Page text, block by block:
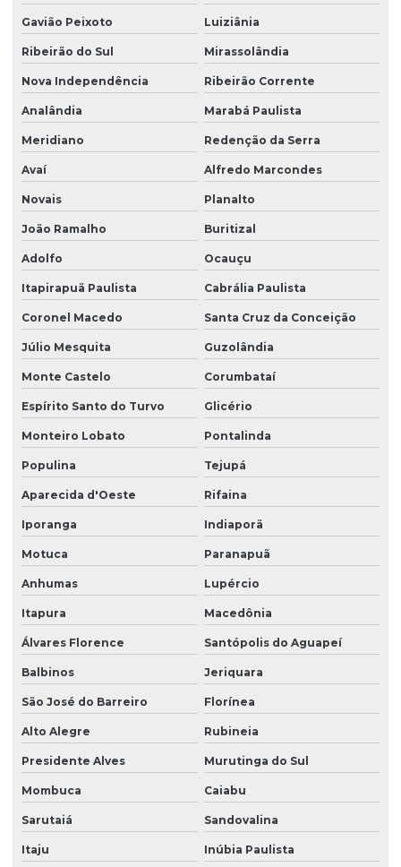
Gavião Peixoto Luiziânia
Ribeirão do Sul Mirassolândia
Nova Independência Ribeirão Corrente
Analândia Marabá Paulista
Meridiano Redenção da Serra
Avaí Alfredo Marcondes
Novais Planalto
João Ramalho Buritizal
Adolfo Ocauçu
Itapirapuã Paulista Cabrália Paulista
Coronel Macedo Santa Cruz da Conceição
Júlio Mesquita Guzolândia
Monte Castelo Corumbataí
Espírito Santo do Turvo Glicério
Monteiro Lobato Pontalinda
Populina Tejupá
Aparecida d'Oeste Rifaina
Iporanga Indiaporã
Motuca Paranapuã
Anhumas Lupércio
Itapura Macedônia
Álvares Florence Santópolis do Aguapeí
Balbinos Jeriquara
São José do Barreiro Florínea
Alto Alegre Rubineia
Presidente Alves Murutinga do Sul
Mombuca Caiabu
Sarutaiá Sandovalina
Itaju Inúbia Paulista